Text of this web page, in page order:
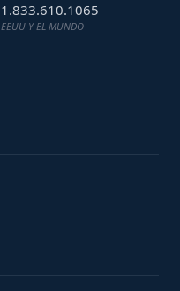
1.833.610.1065
EEUU Y EL MUNDO